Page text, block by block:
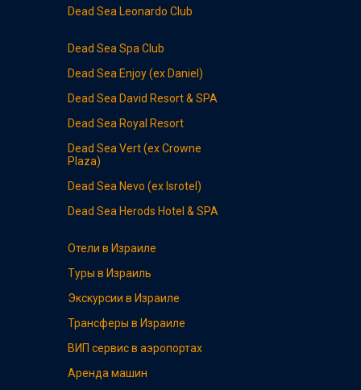
Dead Sea Leonardo Club
Dead Sea Spa Club
Dead Sea Enjoy (ex Daniel)
Dead Sea David Resort & SPA
Dead Sea Royal Resort
Dead Sea Vert (ex Crowne
Plaza)
Dead Sea Nevo (ex Isrotel)
Dead Sea Herods Hotel & SPA
Отели в Израиле
Туры в Израиль
Экскурсии в Израиле
Трансферы в Израиле
ВИП сервис в аэропортах
Аренда машин